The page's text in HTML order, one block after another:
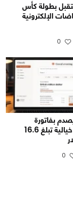
بطولة كأس
الإلكترونية
0
بفاتورة
Claude خيالية تبلغ 16.6
0